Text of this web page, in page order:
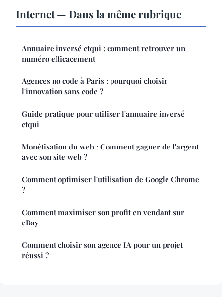
Internet — Dans la même rubrique
Annuaire inversé ctqui : comment retrouver un
numéro efficacement
Agences no code à Paris : pourquoi choisir
l'innovation sans code ?
Guide pratique pour utiliser l'annuaire inversé
ctqui
Monétisation du web : Comment gagner de l'argent
avec son site web ?
Comment optimiser l'utilisation de Google Chrome
?
Comment maximiser son profit en vendant sur
eBay
Comment choisir son agence IA pour un projet
réussi ?